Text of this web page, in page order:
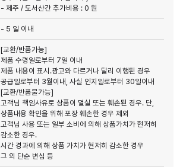
- 제주 / 도서산간 추가비용 : 0 원
- 5 일 이내
[교환/반품가능]
제품 수령일로부터 7일 이내
제품 내용이 표시.광고와 다르거나 달리 이행된 경우
공급일로부터 3월이내, 사실 인지일로부터 30일이내
[교환/반품불가능]
고객님 책임사유로 상품이 멸실 또는 훼손된 경우. 단,
상품내용 확인을 위해 포장 훼손한 경우 제외
고객님 사용 또는 일부 소비에 의해 상품가치가 현저히
감소한 경우.
시간 경과에 의해 상품 가치가 현저히 감소한 경우
그 외 단순 변심 등